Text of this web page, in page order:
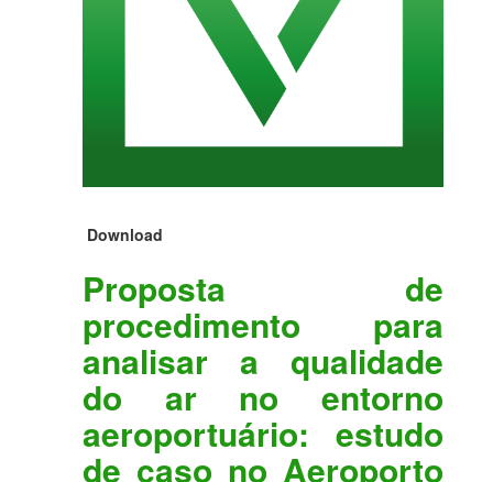
Download
Proposta de
procedimento para
analisar a qualidade
do ar no entorno
aeroportuário: estudo
de caso no Aeroporto